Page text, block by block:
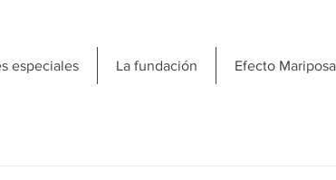
especiales La fundación Efecto Mariposa